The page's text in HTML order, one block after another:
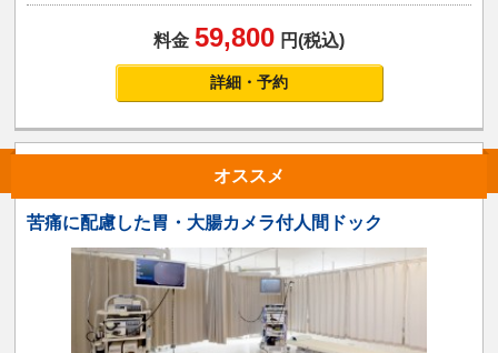
料金 59,800 円(税込)
詳細・予約
オススメ
苦痛に配慮した胃・大腸カメラ付人間ドック